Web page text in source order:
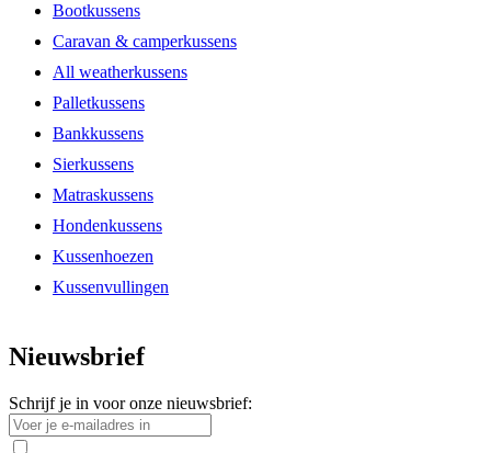
Bootkussens
Caravan & camperkussens
All weatherkussens
Palletkussens
Bankkussens
Sierkussens
Matraskussens
Hondenkussens
Kussenhoezen
Kussenvullingen
Nieuwsbrief
Schrijf je in voor onze nieuwsbrief: